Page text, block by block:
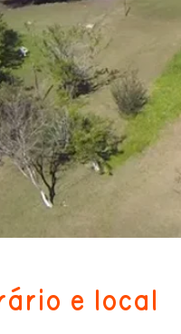
e local